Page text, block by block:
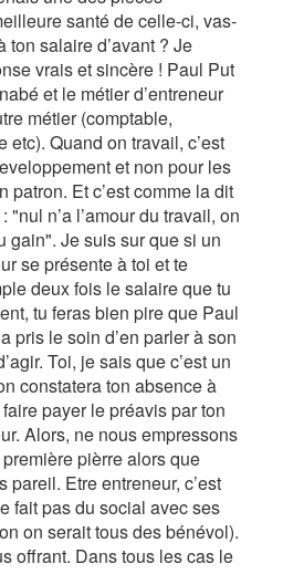
santé de celle-ci, vas-
ton salaire d’avant ? Je
vrais et sincère ! Paul Put
et le métier d’entreneur
métier (comptable,
etc). Quand on travail, c’est
et non pour les
patron. Et c’est comme la dit
"nul n’a l’amour du travail, on
gain". Je suis sur que si un
se présente à toi et te
deux fois le salaire que tu
tu feras bien pire que Paul
pris le soin d’en parler à son
Toi, je sais que c’est un
constatera ton absence à
payer le préavis par ton
Alors, ne nous empressons
pièrre alors que
pareil. Etre entreneur, c’est
fait pas du social avec ses
on serait tous des bénévol).
offrant. Dans tous les cas le